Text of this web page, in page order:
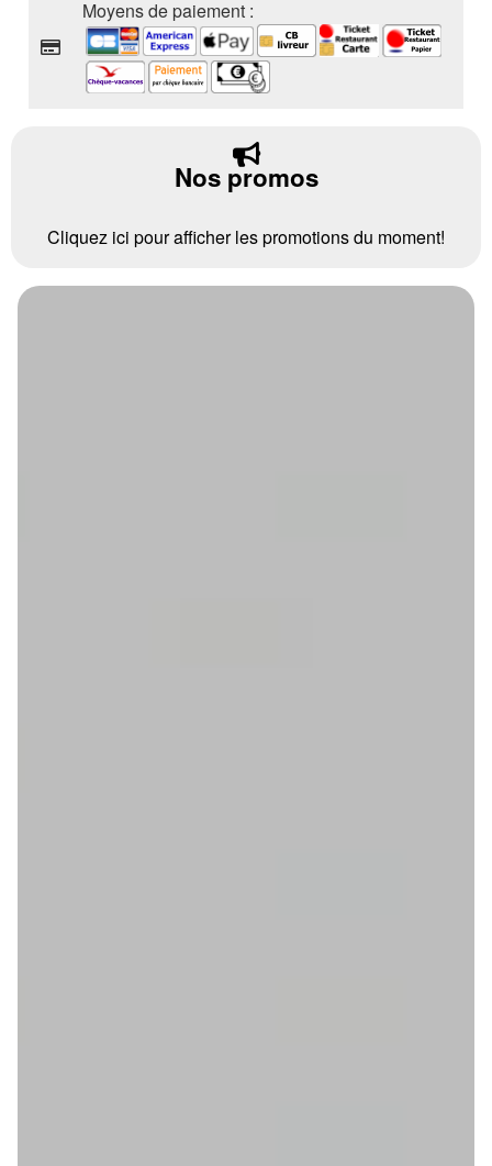
Moyens de paiement :
Nos promos
Cliquez ici pour afficher les promotions du moment!